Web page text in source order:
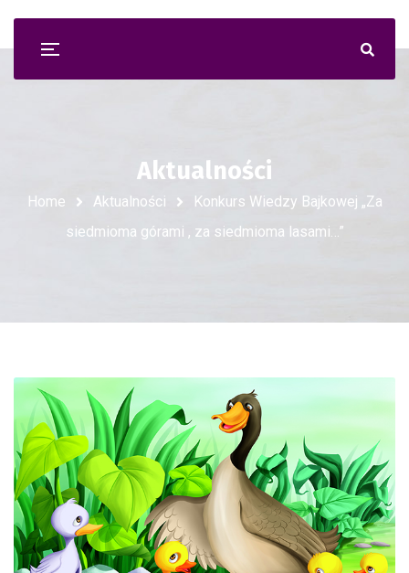
Aktualności
Home Aktualności
Konkurs Wiedzy Bajkowej „Za
siedmioma górami , za siedmioma lasami…”